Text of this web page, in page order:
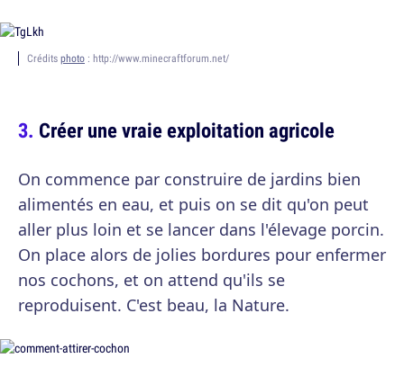
Crédits photo : http://www.minecraftforum.net/
Créer une vraie exploitation agricole
On commence par construire de jardins bien
alimentés en eau, et puis on se dit qu'on peut
aller plus loin et se lancer dans l'élevage porcin.
On place alors de jolies bordures pour enfermer
nos cochons, et on attend qu'ils se
reproduisent. C'est beau, la Nature.